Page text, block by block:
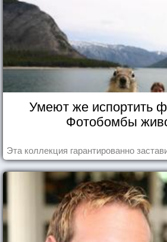
Умеют же испортить
Фотобомбы
Эта коллекция гарантированно